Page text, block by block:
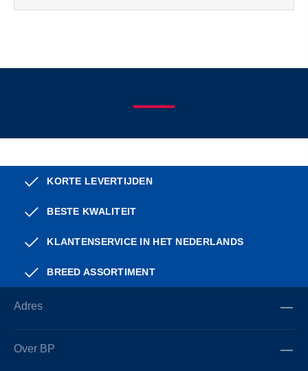
KORTE LEVERTIJDEN
BESTE KWALITEIT
KLANTENSERVICE IN HET NEDERLANDS
BREED ASSORTIMENT
Adres
Over BP